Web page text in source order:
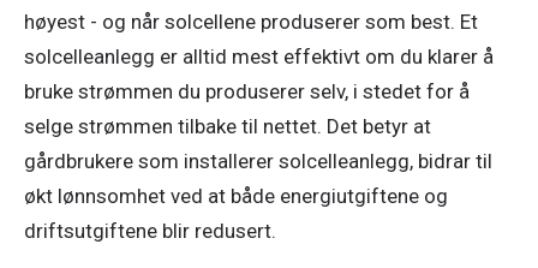
høyest - og når solcellene produserer som best. Et
solcelleanlegg er alltid mest effektivt om du klarer å
bruke strømmen du produserer selv, i stedet for å
selge strømmen tilbake til nettet. Det betyr at
gårdbrukere som installerer solcelleanlegg, bidrar til
økt lønnsomhet ved at både energiutgiftene og
driftsutgiftene blir redusert.